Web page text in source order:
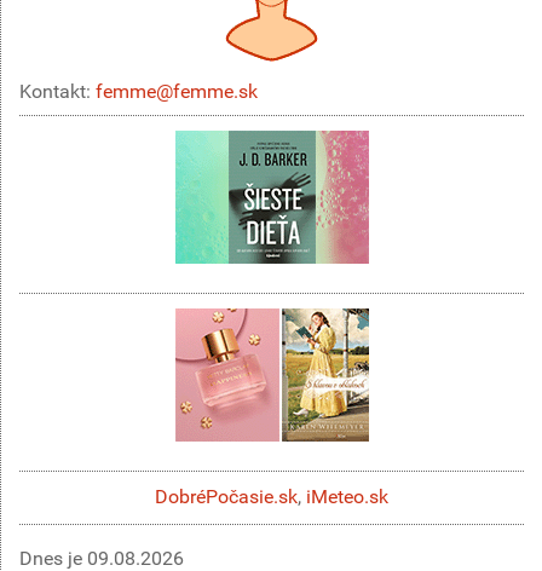
Kontakt: femme@femme.sk
DobréPočasie.sk, iMeteo.sk
Dnes je 09.08.2026